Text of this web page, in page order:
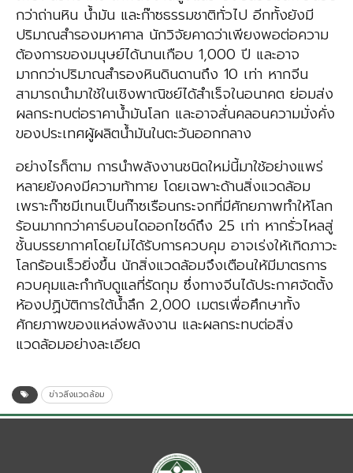
กว่าถ่านหิน น้ำมัน และก๊าซธรรมชาติทั่วไป อีกทั้งยังมี
ปริมาณสำรองมหาศาล นักวิจัยคาดว่าเพียงพอต่อความ
ต้องการของมนุษย์ได้นานเกือบ 1,000 ปี และอาจ
มากกว่าปริมาณสำรองหินดินดานถึง 10 เท่า หากจีน
สามารถนำมาใช้ในเชิงพาณิชย์ได้สำเร็จในอนาคต ย่อมส่ง
ผลกระทบต่อราคาน้ำมันโลก และอาจสั่นคลอนความมั่งคั่ง
ของประเทศผู้ผลิตน้ำมันในตะวันออกกลาง
อย่างไรก็ตาม การนำพลังงานชนิดใหม่นี้มาใช้อย่างแพร่
หลายยังคงมีความท้าทาย โดยเฉพาะด้านสิ่งแวดล้อม
เพราะก๊าซมีเทนเป็นก๊าซเรือนกระจกที่มีศักยภาพทำให้โลก
ร้อนมากกว่าคาร์บอนไดออกไซด์ถึง 25 เท่า หากรั่วไหลสู่
ชั้นบรรยากาศโดยไม่ได้รับการควบคุม อาจเร่งให้เกิดภาวะ
โลกร้อนเร็วยิ่งขึ้น นักสิ่งแวดล้อมจึงเตือนให้มีมาตรการ
ควบคุมและกำกับดูแลที่รัดกุม ซึ่งทางจีนได้ประกาศจัดตั้ง
ห้องปฏิบัติการใต้น้ำลึก 2,000 เมตรเพื่อศึกษาทั้ง
ศักยภาพของแหล่งพลังงาน และผลกระทบต่อสิ่ง
แวดล้อมอย่างละเอียด
ข่าวสิ่งแวดล้อม